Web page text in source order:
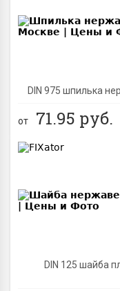
DIN 975 шпилька
от 71.95 руб.
DIN 125 шайба